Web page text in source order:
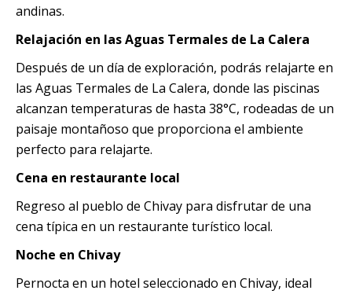
andinas.
Relajación en las Aguas Termales de La Calera
Después de un día de exploración, podrás relajarte en
las Aguas Termales de La Calera, donde las piscinas
alcanzan temperaturas de hasta 38°C, rodeadas de un
paisaje montañoso que proporciona el ambiente
perfecto para relajarte.
Cena en restaurante local
Regreso al pueblo de Chivay para disfrutar de una
cena típica en un restaurante turístico local.
Noche en Chivay
Pernocta en un hotel seleccionado en Chivay, ideal